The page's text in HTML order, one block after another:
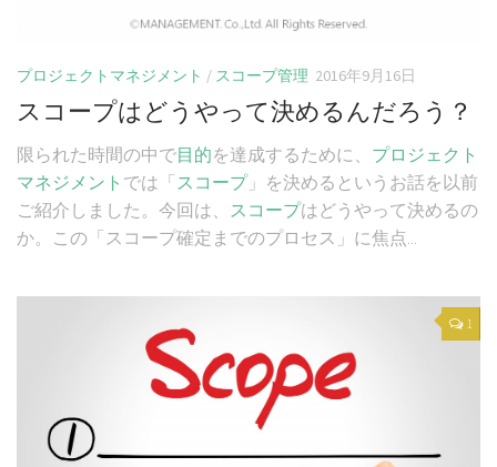
プロジェクトマネジメント / スコープ管理 2016年9月16日
スコープはどうやって決めるんだろう？
限られた時間の中で目的を達成するために、 プロジェクト
マネジメント では「 スコープ」を決めるというお話を以前
ご紹介しました。今回は、 スコープはどうやって決めるの
か。この「スコープ確定までのプロセス」に焦点...
1